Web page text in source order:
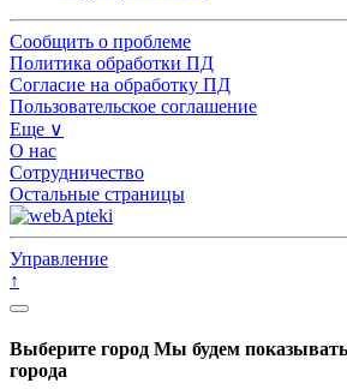
Сообщить о проблеме
Политика обработки ПД
Согласие на обработку ПД
Пользовательское соглашение
Еще ∨
О нас
Сотрудничество
Остальные страницы
Управление
↑
Выберите город Мы будем
города